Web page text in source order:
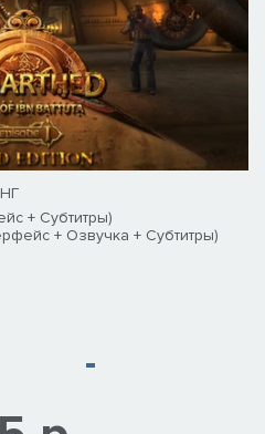
+ Субтитры)
+ Озвучка + Субтитры)